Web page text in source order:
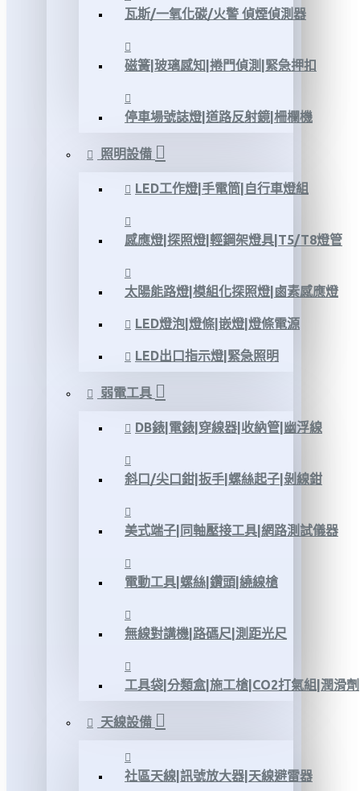
瓦斯/一氧化碳/火警 偵煙偵測器
磁簧|玻璃感知|捲門偵測|緊急押扣
停車場號誌燈|道路反射鏡|柵欄機
照明設備
LED工作燈|手電筒|自行車燈組
感應燈|探照燈|輕鋼架燈具|T5/T8燈管
太陽能路燈|模組化探照燈|鹵素感應燈
LED燈泡|燈條|嵌燈|燈條電源
LED出口指示燈|緊急照明
弱電工具
DB錶|電錶|穿線器|收納管|幽浮線
斜口/尖口鉗|扳手|螺絲起子|剝線鉗
美式端子|同軸壓接工具|網路測試儀器
電動工具|螺絲|鑽頭|繞線槍
無線對講機|路碼尺|測距光尺
工具袋|分類盒|施工槍|CO2打氣組|潤滑劑
天線設備
社區天線|訊號放大器|天線避雷器